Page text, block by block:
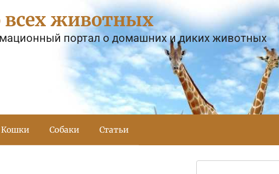
всех животных
портал о домашних и диких животных
Кошки Собаки Статьи